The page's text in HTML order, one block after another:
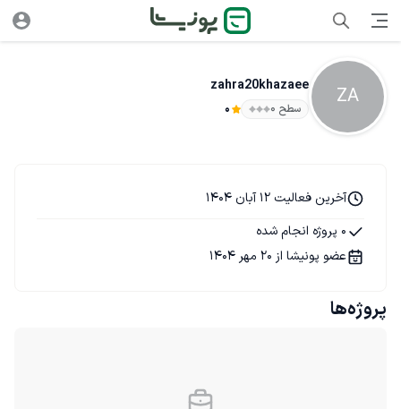
ZA
zahra20khazaee
سطح ۰ 0
آخرین فعالیت 12 آبان 1404
0 پروژه انجام شده
عضو پونیشا از 20 مهر 1404
پروژه‌ها